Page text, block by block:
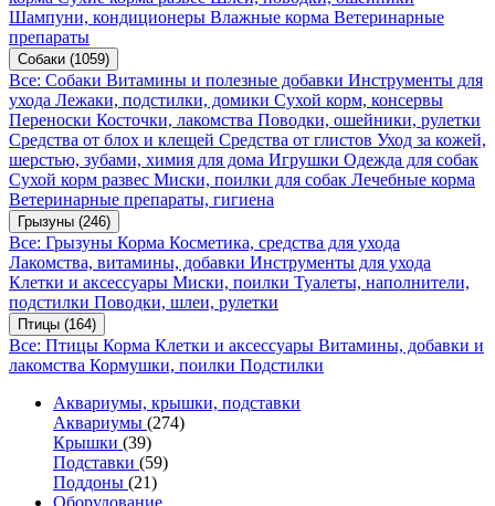
Шампуни, кондиционеры Влажные корма Ветеринарные
препараты
Собаки (1059)
Все: Собаки Витамины и полезные добавки Инструменты для
ухода Лежаки, подстилки, домики Сухой корм, консервы
Переноски Косточки, лакомства Поводки, ошейники, рулетки
Средства от блох и клещей Средства от глистов Уход за кожей,
шерстью, зубами, химия для дома Игрушки Одежда для собак
Сухой корм развес Миски, поилки для собак Лечебные корма
Ветеринарные препараты, гигиена
Грызуны (246)
Все: Грызуны Корма Косметика, средства для ухода
Лакомства, витамины, добавки Инструменты для ухода
Клетки и аксессуары Миски, поилки Туалеты, наполнители,
подстилки Поводки, шлеи, рулетки
Птицы (164)
Все: Птицы Корма Клетки и аксессуары Витамины, добавки и
лакомства Кормушки, поилки Подстилки
Аквариумы, крышки, подставки
Аквариумы (274)
Крышки (39)
Подставки (59)
Поддоны (21)
Оборудование